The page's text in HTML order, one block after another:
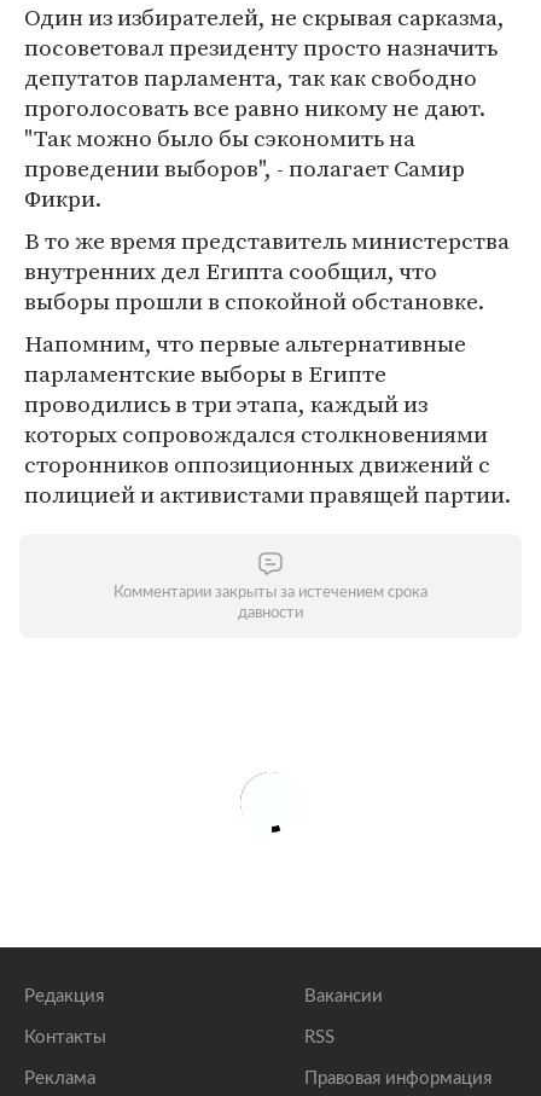
Один из избирателей, не скрывая сарказма,
посоветовал президенту просто назначить
депутатов парламента, так как свободно
проголосовать все равно никому не дают.
"Так можно было бы сэкономить на
проведении выборов", - полагает Самир
Фикри.
В то же время представитель министерства
внутренних дел Египта сообщил, что
выборы прошли в спокойной обстановке.
Напомним, что первые альтернативные
парламентские выборы в Египте
проводились в три этапа, каждый из
которых сопровождался столкновениями
сторонников оппозиционных движений с
полицией и активистами правящей партии.
Комментарии закрыты за истечением срока
давности
Редакция
Контакты
Реклама
Вакансии
RSS
Правовая информация